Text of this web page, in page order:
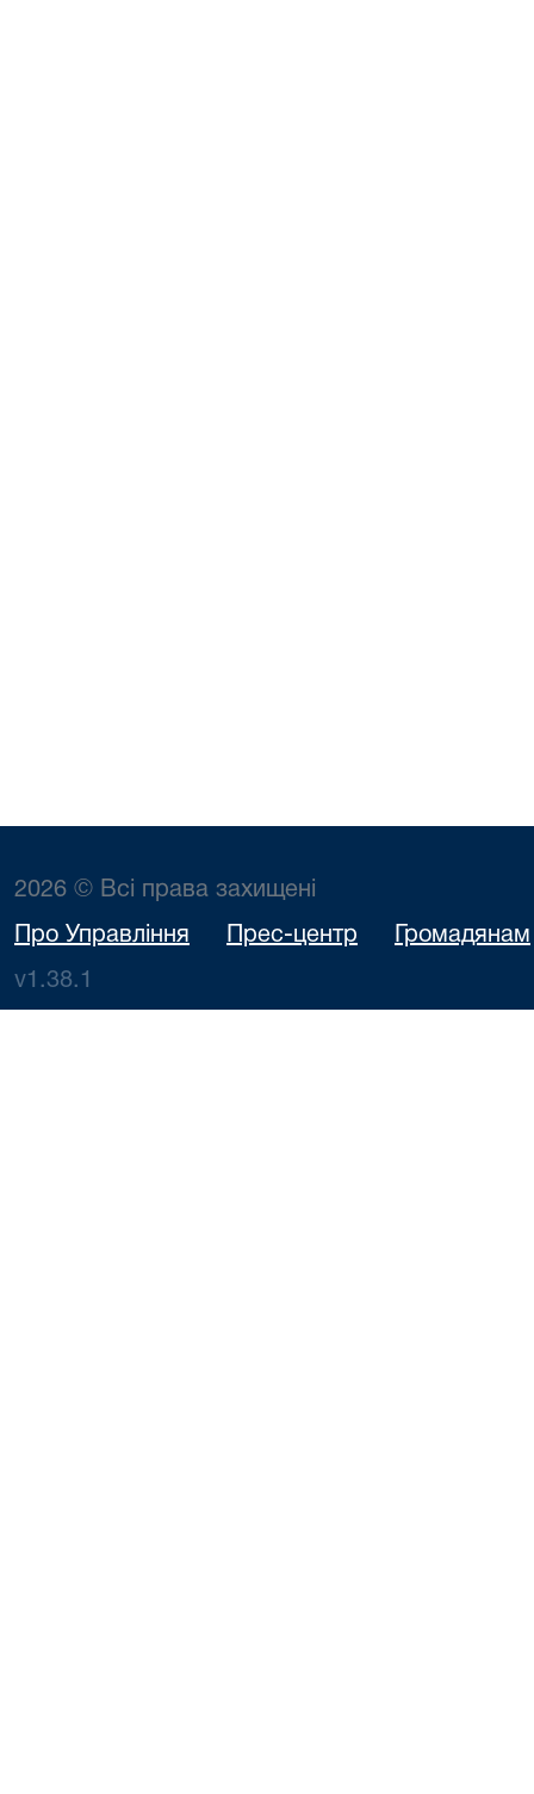
2026 © Всі права захищені
Про Управління Прес-центр Громадянам
v1.38.1